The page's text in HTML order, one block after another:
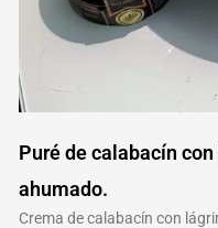
Puré de calabacín
ahumado.
Crema de calabacín con